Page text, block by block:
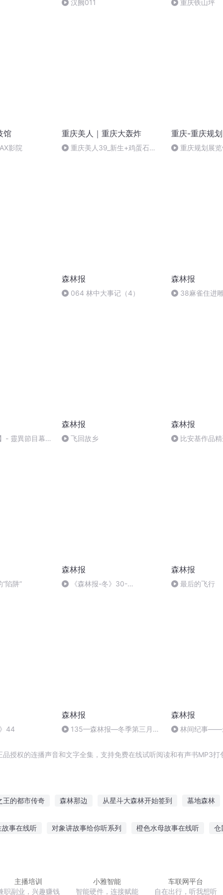
汉阙011 重庆铁山坪
馆
影院
重庆美人｜重庆大轰炸
重庆美人39_新生+鸡蛋石头
重庆-重庆规
重庆规划展
森林报
064 林中大事记（4）
森林报
38麻雀住进
- 靈異節目幕
森林报
飞回故乡
森林报
比安基作品
陷阱”
森林报
《森林报-冬》30-
森林报
最后的飞行
44
森林报
135—森林报—冬季第三月
的食堂（完）
森林报
林间纪事——
授权的连播声音和文字全集，支持免费在线试听阅读和有声书MP3打
王的都市传奇 森林那边 从星斗大森林开始签到 墓地森林
故事在线听 对象讲故事给你听系列 橙色水母故事在线听 仓
主播培训
职副业，兴趣赚钱
小雅智能
智能硬件，连接赋能
车联网平台
自在出行，听我想听